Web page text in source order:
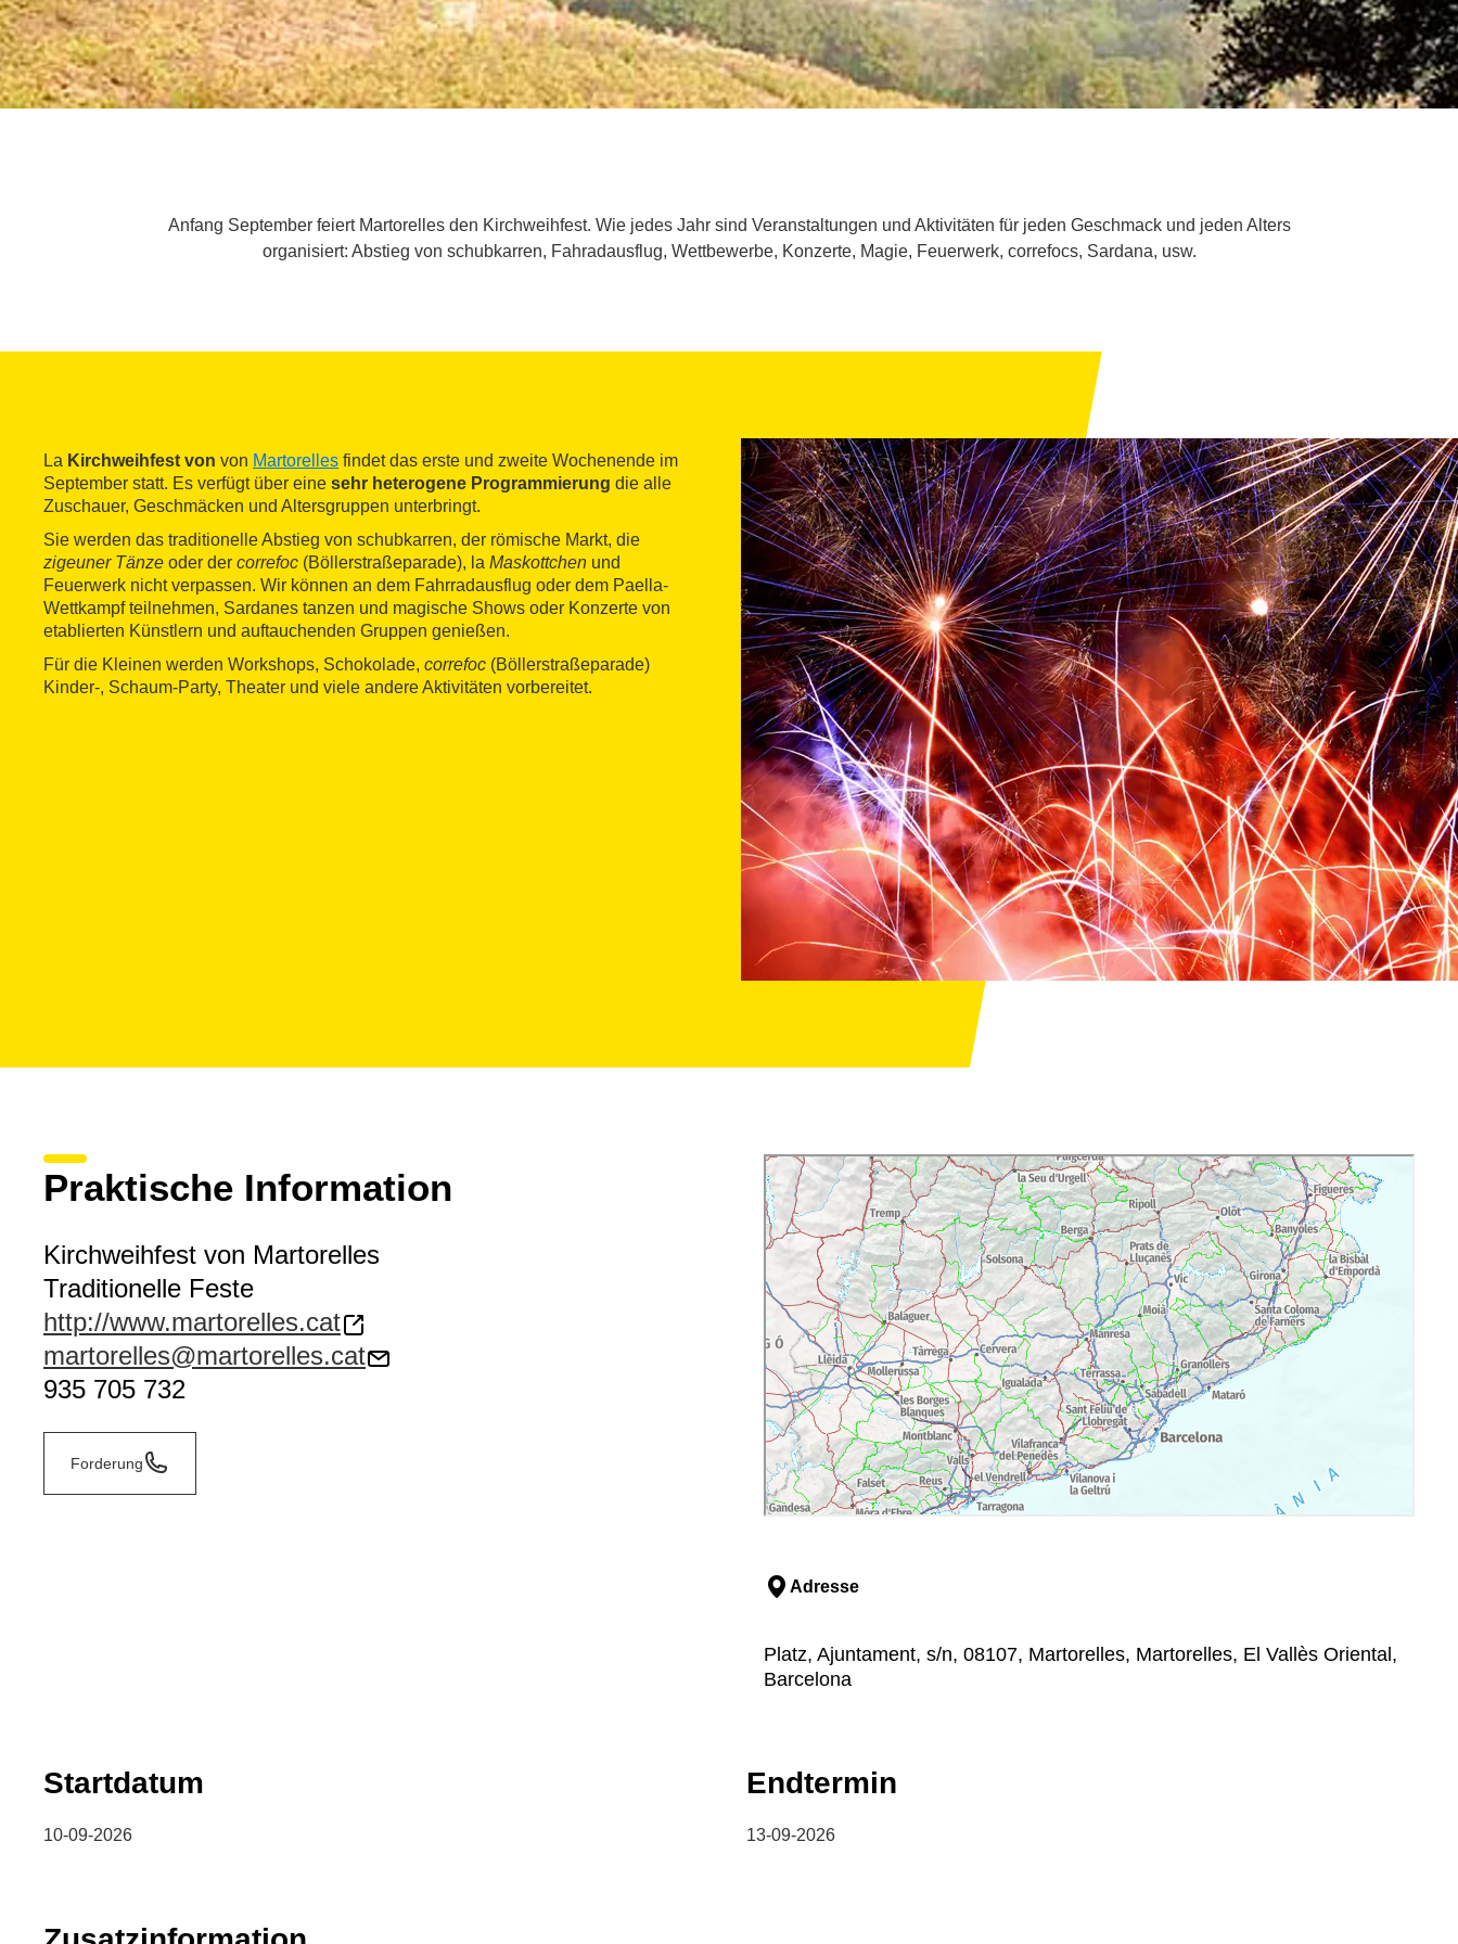
Anfang September feiert Martorelles den Kirchweihfest. Wie jedes Jahr sind Veranstaltungen und Aktivitäten für jeden Geschmack und jeden Alters
organisiert: Abstieg von schubkarren, Fahradausflug, Wettbewerbe, Konzerte, Magie, Feuerwerk, correfocs, Sardana, usw.
La Kirchweihfest von von Martorelles findet das erste und zweite Wochenende im
September statt. Es verfügt über eine sehr heterogene Programmierung die alle
Zuschauer, Geschmäcken und Altersgruppen unterbringt.
Sie werden das traditionelle Abstieg von schubkarren, der römische Markt, die
zigeuner Tänze oder der correfoc (Böllerstraßeparade), la Maskottchen und
Feuerwerk nicht verpassen. Wir können an dem Fahrradausflug oder dem Paella-
Wettkampf teilnehmen, Sardanes tanzen und magische Shows oder Konzerte von
etablierten Künstlern und auftauchenden Gruppen genießen.
Für die Kleinen werden Workshops, Schokolade, correfoc (Böllerstraßeparade)
Kinder-, Schaum-Party, Theater und viele andere Aktivitäten vorbereitet.
Praktische Information
Kirchweihfest von Martorelles
Traditionelle Feste
http://www.martorelles.cat
martorelles@martorelles.cat
935 705 732
Forderung
Adresse
Platz, Ajuntament, s/n, 08107, Martorelles, Martorelles, El Vallès Oriental,
Barcelona
Startdatum
10-09-2026
Endtermin
13-09-2026